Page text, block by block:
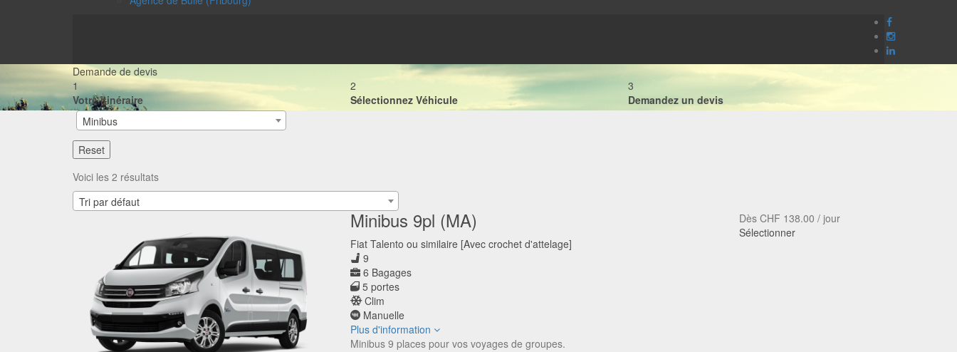
Demande de devis
1
Votre itinéraire
2
Sélectionnez Véhicule
3
Demandez un devis
Minibus
Reset
Voici les 2 résultats
Tri par défaut
Minibus 9pl (MA)
Fiat Talento ou similaire [Avec crochet d'attelage]
9
6 Bagages
5 portes
Clim
Manuelle
Plus d'information
Dès CHF 138.00 / jour
Sélectionner
Minibus 9 places pour vos voyages de groupes.